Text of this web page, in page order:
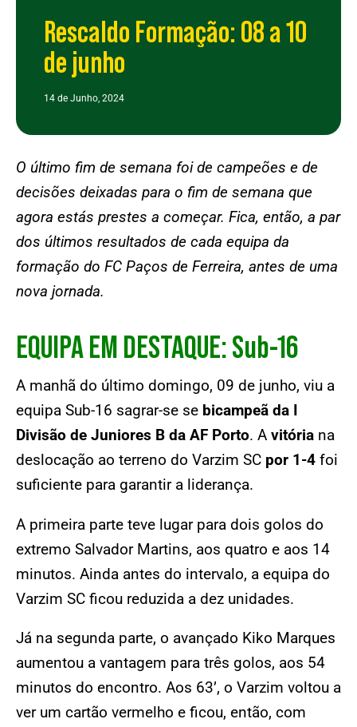
Rescaldo Formação: 08 a 10
de junho
14 de Junho, 2024
O último fim de semana foi de campeões e de
decisões deixadas para o fim de semana que
agora estás prestes a começar. Fica, então, a par
dos últimos resultados de cada equipa da
formação do FC Paços de Ferreira, antes de uma
nova jornada.
EQUIPA EM DESTAQUE: Sub-16
A manhã do último domingo, 09 de junho, viu a
equipa Sub-16 sagrar-se se bicampeã da I
Divisão de Juniores B da AF Porto. A vitória na
deslocação ao terreno do Varzim SC por 1-4 foi
suficiente para garantir a liderança.
A primeira parte teve lugar para dois golos do
extremo Salvador Martins, aos quatro e aos 14
minutos. Ainda antes do intervalo, a equipa do
Varzim SC ficou reduzida a dez unidades.
Já na segunda parte, o avançado Kiko Marques
aumentou a vantagem para três golos, aos 54
minutos do encontro. Aos 63’, o Varzim voltou a
ver um cartão vermelho e ficou, então, com